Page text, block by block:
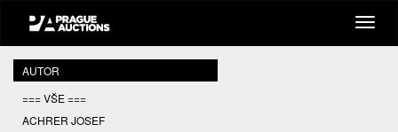
AUTOR
=== VŠE ===
ACHRER JOSEF